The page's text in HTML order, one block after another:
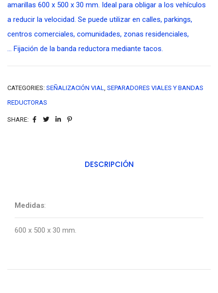
amarillas 600 x 500 x 30 mm. Ideal para obligar a los vehículos
a reducir la velocidad. Se puede utilizar en calles, parkings,
centros comerciales, comunidades, zonas residenciales,
… Fijación de la banda reductora mediante tacos.
CATEGORIES: SEÑALIZACIÓN VIAL, SEPARADORES VIALES Y BANDAS
REDUCTORAS
SHARE:
DESCRIPCIÓN
Medidas:
600 x 500 x 30 mm.